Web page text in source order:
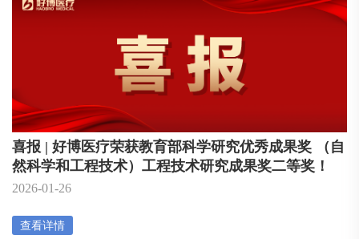
喜报 | 好博医疗荣获教育部科学研究优秀成果奖 （自
然科学和工程技术）工程技术研究成果奖二等奖！
2026-01-26
查看详情